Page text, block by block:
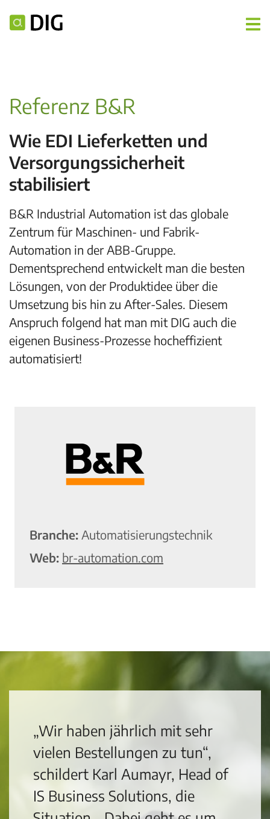
Referenz B&R
Wie EDI Lieferketten und
Versorgungssicherheit
stabilisiert
B&R Industrial Automation ist das globale
Zentrum für Maschinen- und Fabrik-
Automation in der ABB-Gruppe.
Dementsprechend entwickelt man die besten
Lösungen, von der Produktidee über die
Umsetzung bis hin zu After-Sales. Diesem
Anspruch folgend hat man mit DIG auch die
eigenen Business-Prozesse hocheffizient
automatisiert!
Branche: Automatisierungstechnik
Web: br-automation.com
„Wir haben jährlich mit sehr
vielen Bestellungen zu tun“,
schildert Karl Aumayr, Head of
IS Business Solutions, die